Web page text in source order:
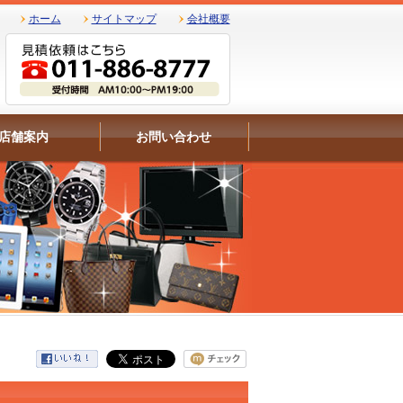
ホーム サイトマップ 会社概要
舗案内 お問い合わせ